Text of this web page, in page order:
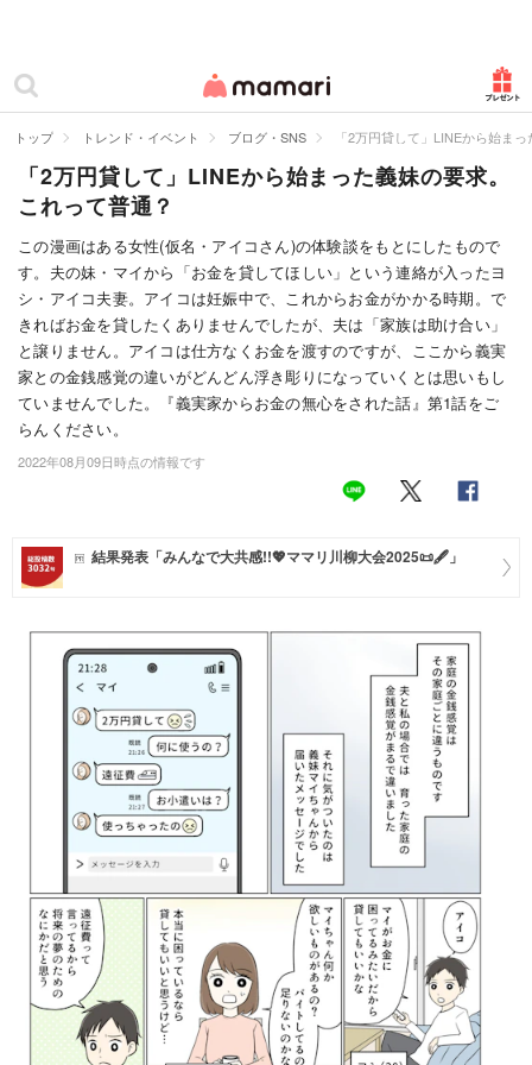
ママリ
カテゴリー一覧
妊娠
出産
赤ちゃん・育児
子育て・家族
病院
美容・ファッション
お仕事
マネー
トップ トレンド・イベント ブログ・SNS 「2万円貸して」LINEから始ま
「2万円貸して」LINEから始まった義妹の要求。
これって普通？
この漫画はある女性(仮名・アイコさん)の体験談をもとにしたもので
す。夫の妹・マイから「お金を貸してほしい」という連絡が入ったヨ
シ・アイコ夫妻。アイコは妊娠中で、これからお金がかかる時期。で
きればお金を貸したくありませんでしたが、夫は「家族は助け合い」
と譲りません。アイコは仕方なくお金を渡すのですが、ここから義実
家との金銭感覚の違いがどんどん浮き彫りになっていくとは思いもし
ていませんでした。『義実家からお金の無心をされた話』第1話をご
らんください。
2022年08月09日時点の情報です
結果発表「みんなで大共感!!💖ママリ川柳大会2025📜🖋️」